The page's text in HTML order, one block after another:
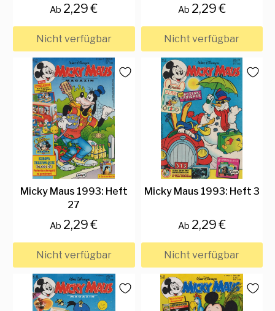
Ab 2,29 €
Nicht verfügbar
Ab 2,29 €
Nicht verfügbar
Micky Maus 1993: Heft
27
Ab 2,29 €
Nicht verfügbar
Micky Maus 1993: Heft 3
Ab 2,29 €
Nicht verfügbar